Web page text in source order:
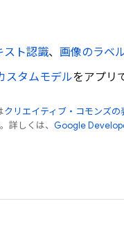
スト認識、 画像のラベ
スタムモデルをアプリ
クリエイティブ・コモンズ
詳しくは、 Google